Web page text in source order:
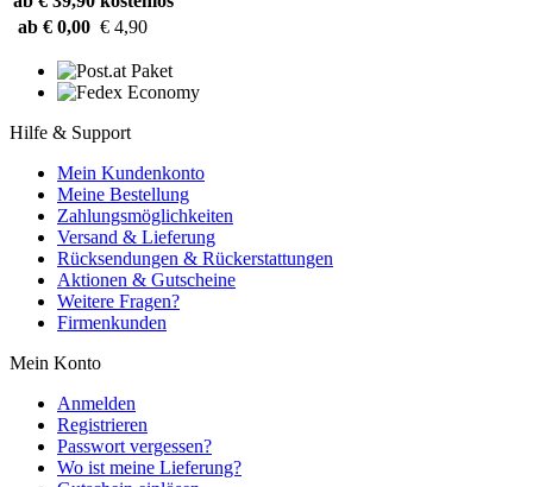
ab € 0,00 € 4,90
Hilfe & Support
Mein Kundenkonto
Meine Bestellung
Zahlungsmöglichkeiten
Versand & Lieferung
Rücksendungen & Rückerstattungen
Aktionen & Gutscheine
Weitere Fragen?
Firmenkunden
Mein Konto
Anmelden
Registrieren
Passwort vergessen?
Wo ist meine Lieferung?